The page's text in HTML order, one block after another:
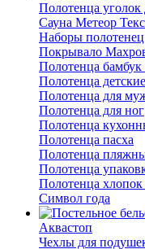
Полотенца уголок
Сауна Метеор
Наборы полотенец
Покрывало
Полотенца бамбук
Полотенца детские
Полотенца для
Полотенца для ног
Полотенца
Полотенца пасха
Полотенца
Полотенца
Полотенца хлопок
Символ года
Аквастоп
Чехлы для